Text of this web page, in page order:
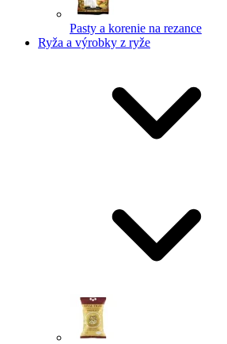
Pasty a korenie na rezance
Ryža a výrobky z ryže